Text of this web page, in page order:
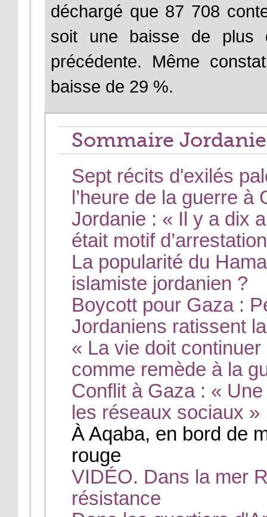
déchargé que 87 708
soit une baisse de plus
précédente. Même
baisse de 29 %.
Sommaire Jordanie
Sept récits d'exilés
l’heure de la guerre à
Jordanie : « Il y a dix
était motif
La popularité du
islamiste jordanien ?
Boycott pour Gaza :
Jordaniens ratissent
« La vie doit continuer
comme remède à la
Conflit à Gaza : «
les réseaux sociaux »
À Aqaba, en bord de
rouge
VIDÉO. Dans la mer
résistance